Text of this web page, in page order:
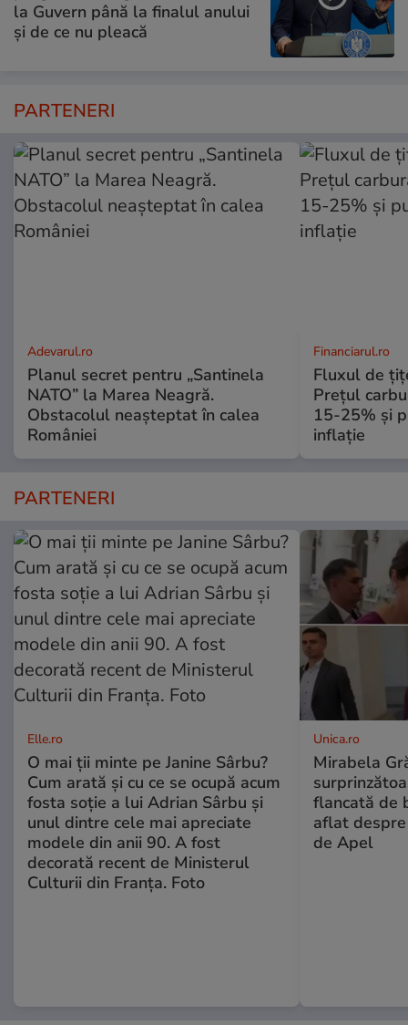
la Guvern până la finalul anului
și de ce nu pleacă
PARTENERI
Adevarul.ro
Planul secret pentru „Santinela
NATO” la Marea Neagră.
Obstacolul neașteptat în calea
României
Financiarul.ro
Fluxul de
Prețul
15-25% și
inflație
PARTENERI
Elle.ro
O mai ții minte pe Janine Sârbu?
Cum arată și cu ce se ocupă acum
fosta soție a lui Adrian Sârbu și
unul dintre cele mai apreciate
modele din anii 90. A fost
decorată recent de Ministerul
Culturii din Franța. Foto
Unica.ro
Mirabela
flancată de
aflat
de Apel